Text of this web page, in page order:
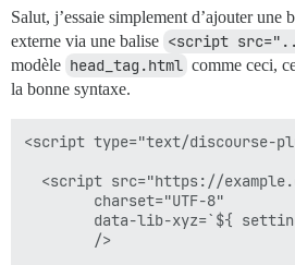
Salut, j’essaie simplement d’ajouter une
externe via une balise <script
modèle head_tag.html comme ceci,
la bonne syntaxe.
<script type="text/discourse-
<script src="https://
        charset="UTF-8"
data-lib-xyz=`${
        />